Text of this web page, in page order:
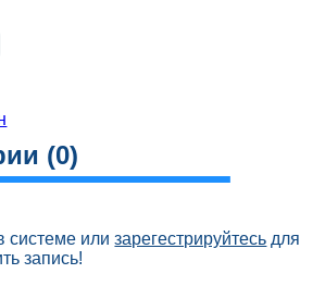
(0)
системе илизарегестрируйтесь для
запись!